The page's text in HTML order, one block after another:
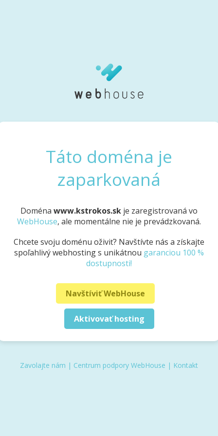
Táto doména je
zaparkovaná
Doména www.kstrokos.sk je zaregistrovaná vo
WebHouse, ale momentálne nie je prevádzkovaná.
Chcete svoju doménu oživiť? Navštívte nás a získajte
spoľahlivý webhosting s unikátnou garanciou 100 %
dostupnosti!
Navštíviť WebHouse
Aktivovať hosting
Zavolajte nám | Centrum podpory WebHouse | Kontakt